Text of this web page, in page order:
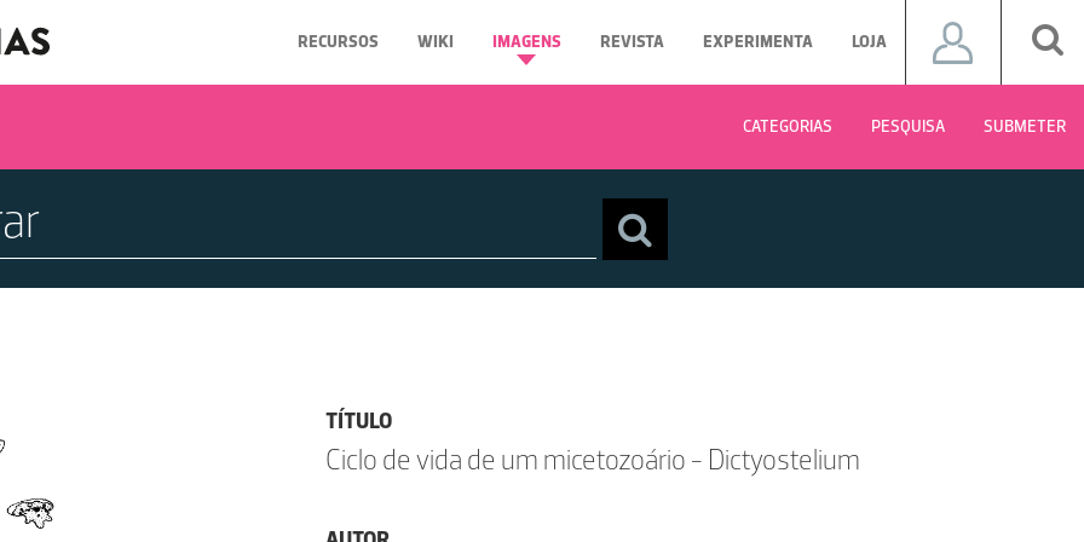
RECURSOS WIKI IMAGENS REVISTA EXPERIMENTA LOJA
CATEGORIAS PESQUISA SUBMETER
TÍTULO
Ciclo de vida de um micetozoário - Dictyostelium